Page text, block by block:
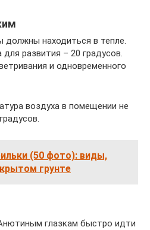
находиться в тепле.
развития – 20 градусов.
и одновременного
воздуха в помещении не
(50 фото): виды,
грунте
глазкам быстро идти